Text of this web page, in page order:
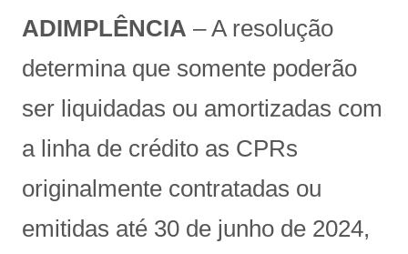
ADIMPLÊNCIA – A resolução
determina que somente poderão
ser liquidadas ou amortizadas com
a linha de crédito as CPRs
originalmente contratadas ou
emitidas até 30 de junho de 2024,